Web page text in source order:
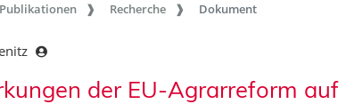
Recherche Dokument
der EU-Agrarreform